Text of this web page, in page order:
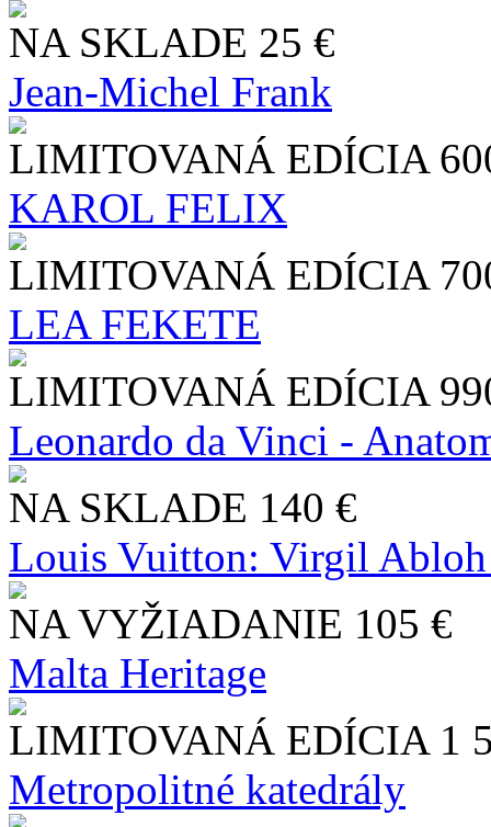
NA SKLADE 25 €
Jean-Michel Frank
LIMITOVANÁ EDÍCIA
KAROL FELIX
LIMITOVANÁ EDÍCIA
LEA FEKETE
LIMITOVANÁ EDÍCIA
Leonardo da Vinci -
NA SKLADE 140 €
Louis Vuitton: Virgil
NA VYŽIADANIE 105 €
Malta Heritage
LIMITOVANÁ EDÍCIA 1
Metropolitné katedrály